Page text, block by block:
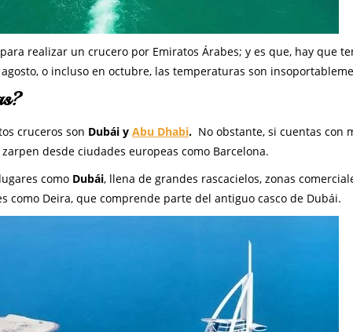
realizar un crucero por Emiratos Árabes; y es que, hay que
o incluso en octubre, las temperaturas son
cruceros son Dubái y Abu Dhabi. No obstante, si cuentas con
desde ciudades europeas como Barcelona.
como Dubái, llena de grandes rascacielos, zonas
como Deira, que comprende parte del antiguo casco de Dubái.